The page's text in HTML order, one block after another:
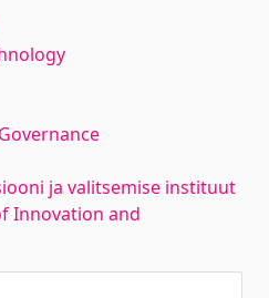
ja valitsemise instituut
Innovation and